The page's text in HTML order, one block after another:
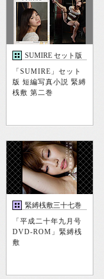
SUMIRE セット版
「SUMIRE」セット
版 短編写真小説 緊縛
桟敷 第二巻
緊縛桟敷三十七巻
「平成二十年九月号
DVD-ROM」緊縛桟
敷